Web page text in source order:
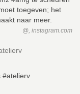
@, instagram.com